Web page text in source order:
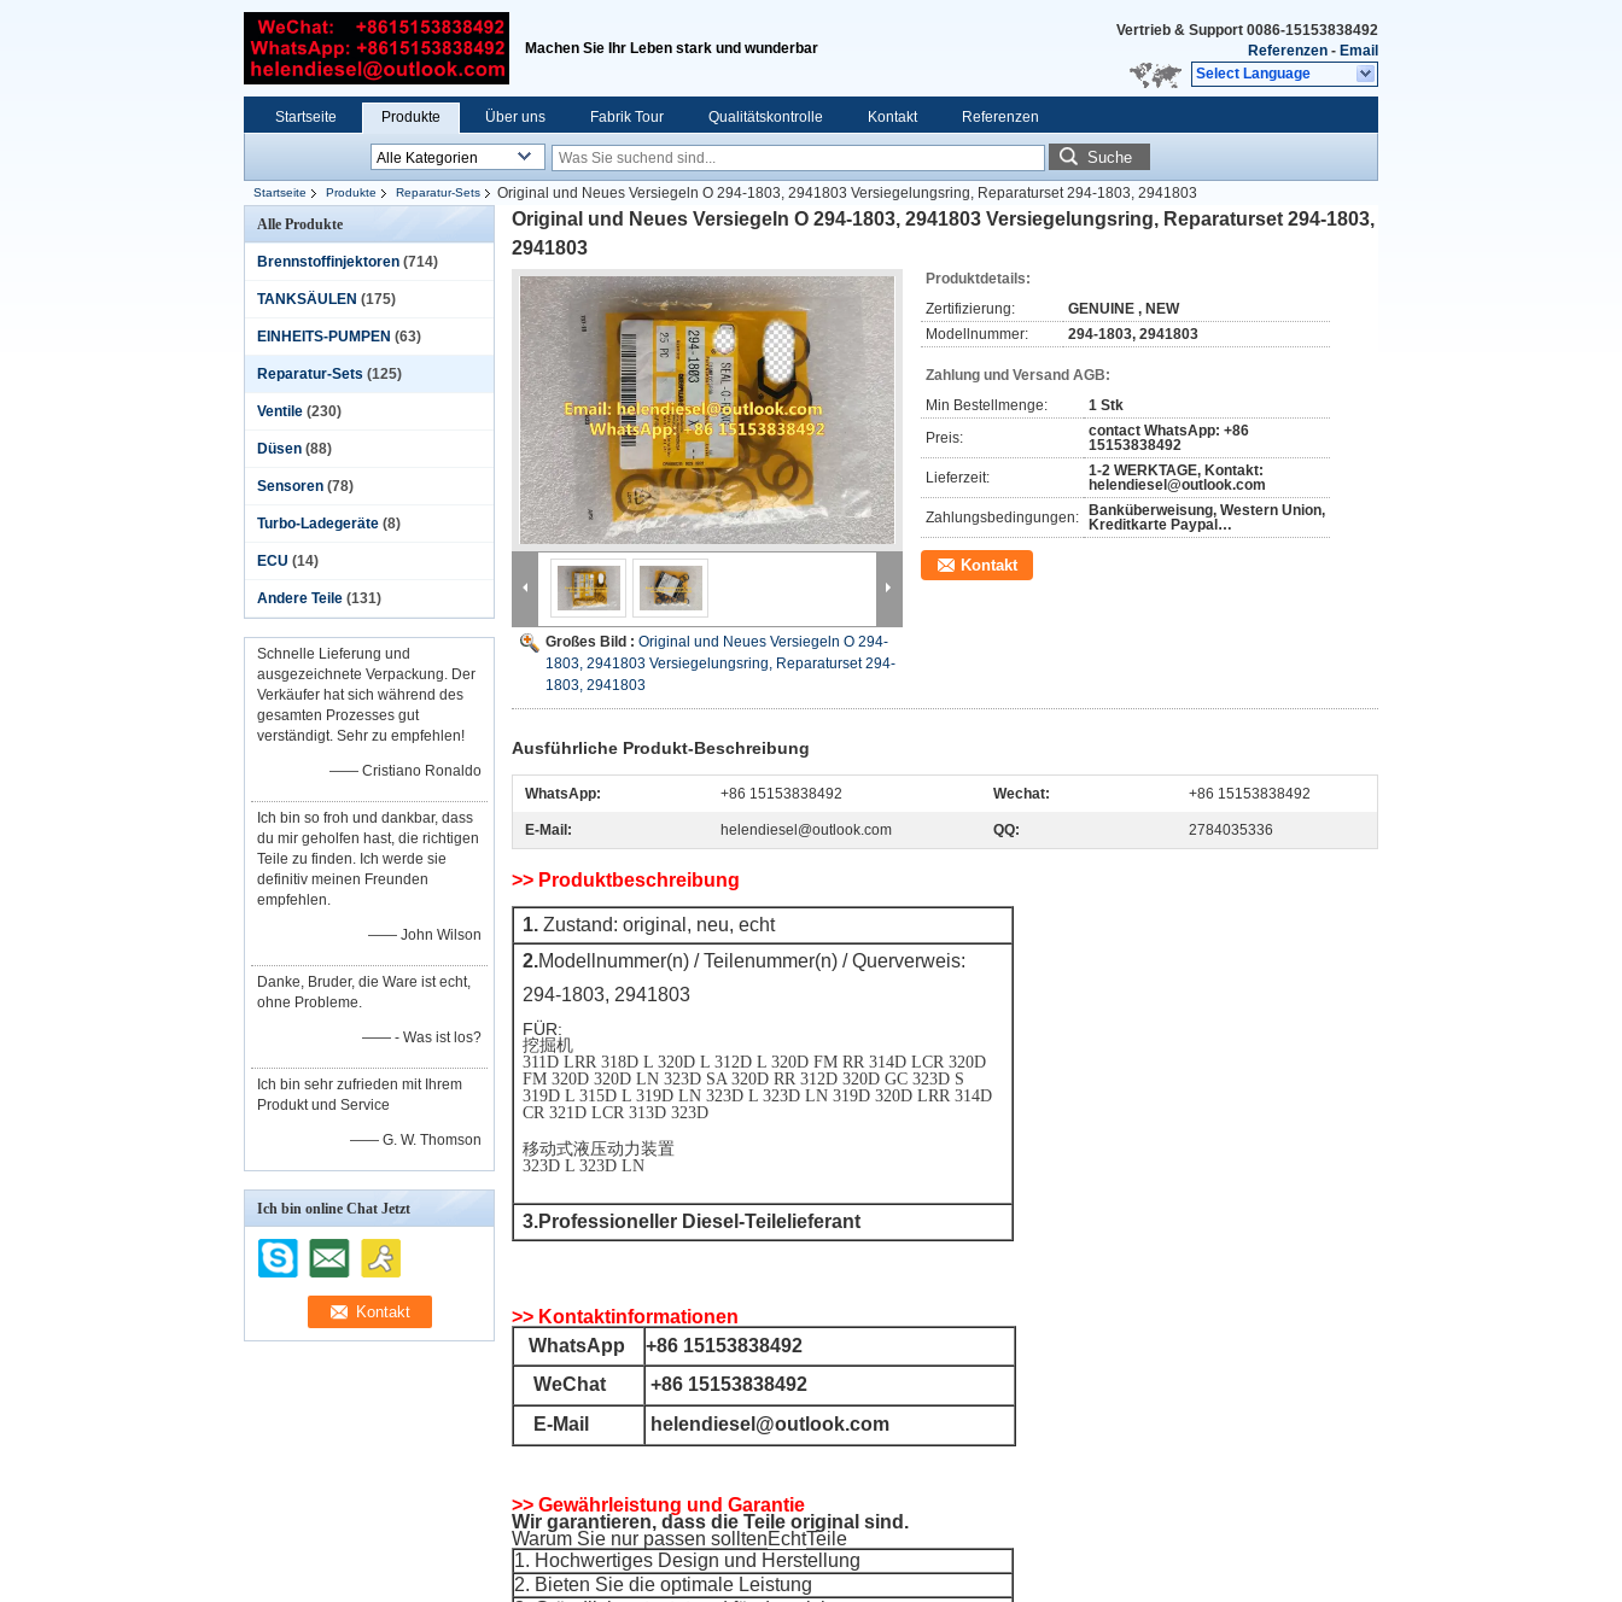
Machen Sie Ihr Leben stark und wunderbar
Vertrieb & Support 0086-15153838492
Referenzen - Email
Select Language
Startseite Produkte Über uns Fabrik Tour Qualitätskontrolle Kontakt Referenzen
Suche
Startseite Produkte Reparatur-Sets
Original und Neues Versiegeln O 294-1803, 2941803 Versiegelungsring, Reparaturset 294-1803, 2941803
Alle Produkte
Brennstoffinjektoren (714)
TANKSÄULEN (175)
EINHEITS-PUMPEN (63)
Reparatur-Sets (125)
Ventile (230)
Düsen (88)
Sensoren (78)
Turbo-Ladegeräte (8)
ECU (14)
Andere Teile (131)
Schnelle Lieferung und
ausgezeichnete Verpackung. Der
Verkäufer hat sich während des
gesamten Prozesses gut
verständigt. Sehr zu empfehlen!
—— Cristiano Ronaldo
Ich bin so froh und dankbar, dass
du mir geholfen hast, die richtigen
Teile zu finden. Ich werde sie
definitiv meinen Freunden
empfehlen.
—— John Wilson
Danke, Bruder, die Ware ist echt,
ohne Probleme.
—— - Was ist los?
Ich bin sehr zufrieden mit Ihrem
Produkt und Service
—— G. W. Thomson
Ich bin online Chat Jetzt
Original und Neues Versiegeln O 294-1803, 2941803 Versiegelungsring, Reparaturset 294-1803,
2941803
Großes Bild : Original und Neues Versiegeln O 294-
1803, 2941803 Versiegelungsring, Reparaturset 294-
1803, 2941803
Produktdetails:
Zertifizierung:
GENUINE , NEW
Modellnummer:
294-1803, 2941803
Zahlung und Versand AGB:
Min Bestellmenge:
1 Stk
Preis:
contact WhatsApp: +86
15153838492
Lieferzeit:
1-2 WERKTAGE, Kontakt:
helendiesel@outlook.com
Zahlungsbedingungen:
Banküberweisung, Western Union,
Kreditkarte Paypal…
Kontakt
Ausführliche Produkt-Beschreibung
WhatsApp: +86 15153838492 Wechat: +86 15153838492
E-Mail: helendiesel@outlook.com QQ: 2784035336
>> Produktbeschreibung
1. Zustand: original, neu, echt
2.Modellnummer(n) / Teilenummer(n) / Querverweis:
294-1803, 2941803
FÜR:
挖掘机
311D LRR 318D L 320D L 312D L 320D FM RR 314D LCR 320D
FM 320D 320D LN 323D SA 320D RR 312D 320D GC 323D S
319D L 315D L 319D LN 323D L 323D LN 319D 320D LRR 314D
CR 321D LCR 313D 323D
移动式液压动力装置
323D L 323D LN
3.Professioneller Diesel-Teilelieferant
>> Kontaktinformationen
WhatsApp
+86 15153838492
WeChat
+86 15153838492
E-Mail
helendiesel@outlook.com
>> Gewährleistung und Garantie
Wir garantieren, dass die Teile original sind.
Warum Sie nur passen solltenEchtTeile
1. Hochwertiges Design und Herstellung
2. Bieten Sie die optimale Leistung